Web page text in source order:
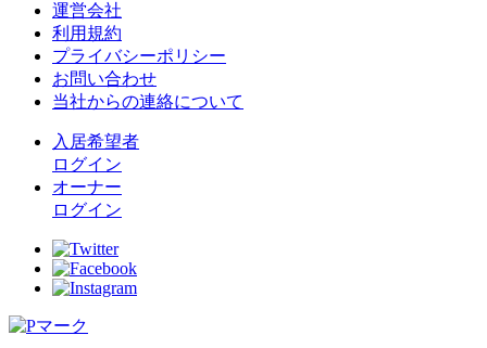
運営会社
利用規約
プライバシーポリシー
お問い合わせ
当社からの連絡について
入居希望者
ログイン
オーナー
ログイン